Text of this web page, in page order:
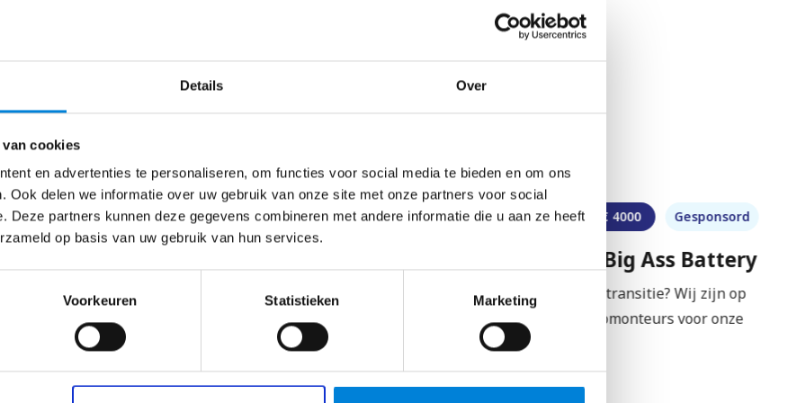
Details Over
cookies
en advertenties te personaliseren, om functies voor social media te bieden en om ons
Ook delen we informatie over uw gebruik van onze site met onze partners voor social
Deze partners kunnen deze gegevens combineren met andere informatie die u aan ze heeft
op basis van uw gebruik van hun services.
Voorkeuren Statistieken Marketing
onvergetelijke teamuitjes.
kan toevoegen.
inbreng wordt gewaardeerd en van hiërarchie geen sprake
om een opleiding te volgen, waarbij je buiten je
Bijvoorbeeld: VCA, hoogwerker of heftruck.
zoekt.
er een lekker koud pilsje, wijntje of frisje voor je klaar tijdens
gedachten had?
Helmond € 2500 – €4500
Wat ga je doen als Service Engineer?Onze ambities
zijn BIG en in de komende jaren gaan wij…
Bekijk vacature
Helmond €2500 – € 4000 Gesponsord
Elektromonteur – Big Ass Battery
Meewerken aan de energietransitie? Wij zijn op
zoek naar meerdere elektromonteurs voor onze
batterijsystemen! Wat…